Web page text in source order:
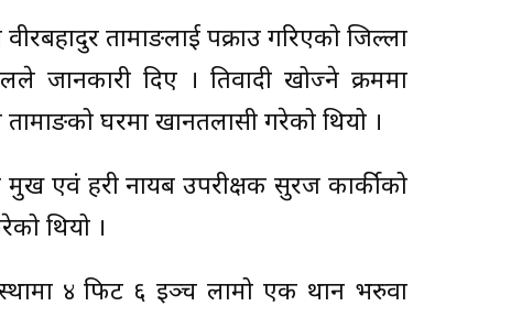
तामाङलाई पक्राउ गरिएको जिल्ला
जानकारी दिए । प्रतिवादी खोज्ने क्रममा
घरमा खानतलासी गरेको थियो ।
एवं प्रहरी नायब उपरीक्षक सुरज कार्कीको
थियो ।
४ फिट ६ इञ्च लामो एक थान भरुवा